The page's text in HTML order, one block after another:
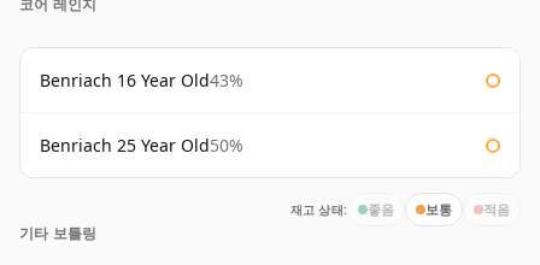
코어 레인지
Benriach 16 Year Old43%
Benriach 25 Year Old50%
재고 상태: 좋음 보통 적음
기타 보틀링